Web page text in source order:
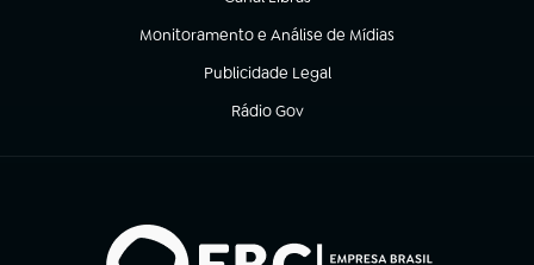
(abre em nova aba)
Monitoramento e Análise de Mídias
(abre em nova aba)
Publicidade Legal
(abre em nova aba)
Rádio Gov
(abre em nova aba)